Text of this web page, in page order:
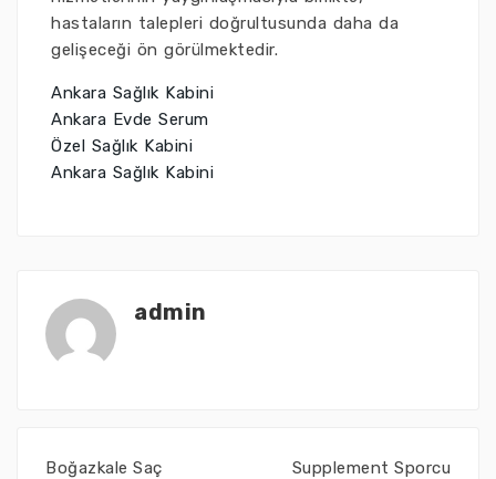
hastaların talepleri doğrultusunda daha da
gelişeceği ön görülmektedir.
Ankara Sağlık Kabini
Ankara Evde Serum
Özel Sağlık Kabini
Ankara Sağlık Kabini
admin
Boğazkale Saç
Supplement Sporcu